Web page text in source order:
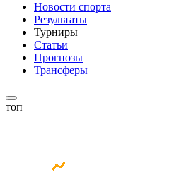
Новости спорта
Результаты
Турниры
Статьи
Прогнозы
Трансферы
топ